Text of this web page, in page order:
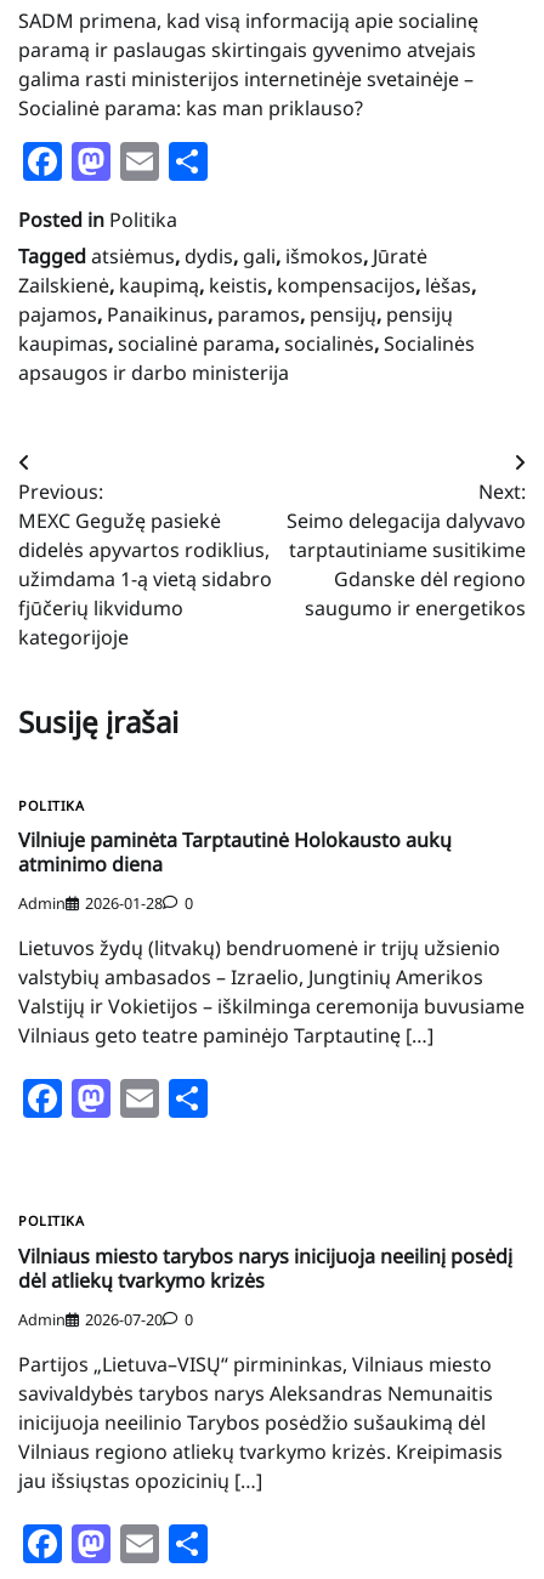
SADM primena, kad visą informaciją apie socialinę
paramą ir paslaugas skirtingais gyvenimo atvejais
galima rasti ministerijos internetinėje svetainėje –
Socialinė parama: kas man priklauso?
Facebook
Mastodon
Email
Posted in Politika
Taggedatsiėmus,dydis, gali, išmokos, Jūratė
Zailskienė, kaupimą, keistis, kompensacijos, lėšas,
pajamos, Panaikinus, paramos, pensijų, pensijų
kaupimas,socialinė parama,socialinės,Socialinės
apsaugos ir darbo ministerija
Navigacija
tarp
įrašų
Previous:
MEXC Gegužę pasiekė
didelės apyvartos rodiklius,
užimdama 1-ą vietą sidabro
fjūčerių likvidumo
kategorijoje
Next:
Seimo delegacija dalyvavo
tarptautiniame susitikime
Gdanske dėl regiono
saugumo ir energetikos
Susiję įrašai
POLITIKA
Vilniuje paminėta Tarptautinė Holokausto aukų
atminimo diena
Admin 2026-01-28 0
Lietuvos žydų (litvakų) bendruomenė ir trijų užsienio
valstybių ambasados – Izraelio, Jungtinių Amerikos
Valstijų ir Vokietijos – iškilminga ceremonija buvusiame
Vilniaus geto teatre paminėjo Tarptautinę […]
Facebook
Mastodon
Email
POLITIKA
Vilniaus miesto tarybos narys inicijuoja neeilinį posėdį
dėl atliekų tvarkymo krizės
Admin 2026-07-20 0
Partijos „Lietuva–VISŲ“ pirmininkas, Vilniaus miesto
savivaldybės tarybos narys Aleksandras Nemunaitis
inicijuoja neeilinio Tarybos posėdžio sušaukimą dėl
Vilniaus regiono atliekų tvarkymo krizės. Kreipimasis
jau išsiųstas opozicinių […]
Facebook
Mastodon
Email